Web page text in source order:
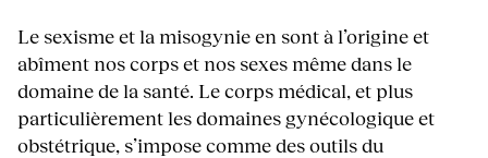
Le sexisme et la misogynie en sont à l’origine et
abîment nos corps et nos sexes même dans le
domaine de la santé. Le corps médical, et plus
particulièrement les domaines gynécologique et
obstétrique, s’impose comme des outils du